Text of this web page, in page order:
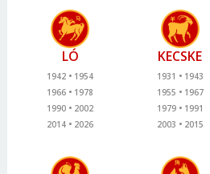
LÓ
1942
1954
1966
1978
1990
2002
2014
2026
KECSKE
1931
1943
1955
1967
1979
1991
2003
2015